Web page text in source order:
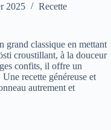
2025 Recette
grand classique en mettant
croustillant, à la douceur
confits, il offre un
recette généreuse et
autrement et